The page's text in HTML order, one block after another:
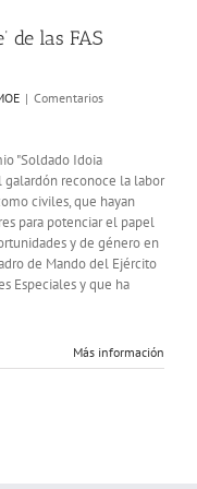
de las FAS
| Comentarios
"Soldado Idoia
galardón reconoce la labor
civiles, que hayan
para potenciar el papel
y de género en
de Mando del Ejército
Especiales y que ha
Más información